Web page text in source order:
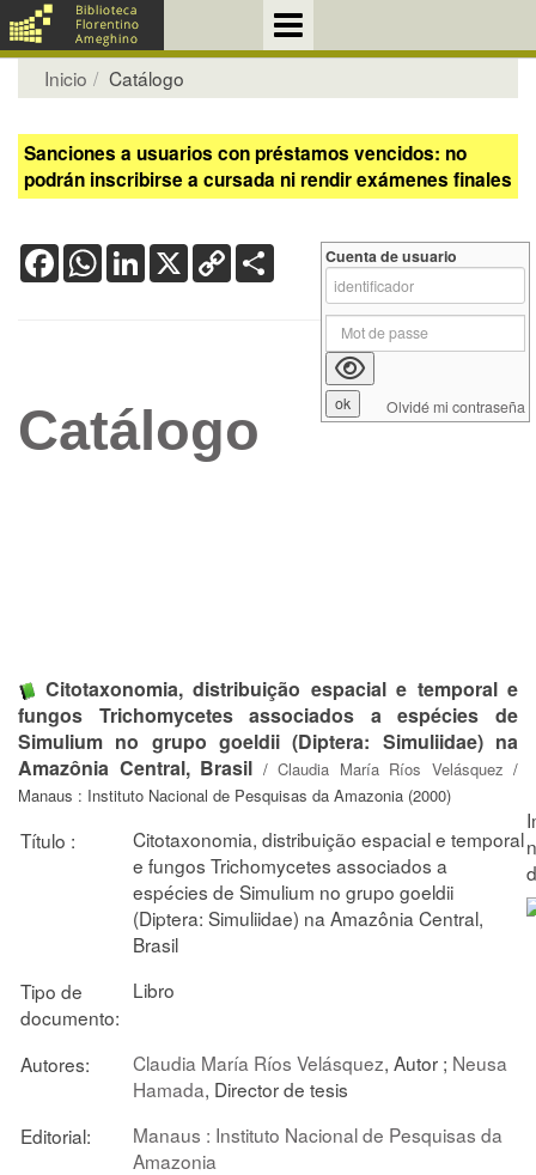
Inicio Catálogo
Sanciones a usuarios con préstamos vencidos: no
podrán inscribirse a cursada ni rendir exámenes finales
FacebookWhatsApp
LinkedIn
X Copy
Link
Catálogo
Citotaxonomia, distribuição espacial e temporal e
fungos Trichomycetes associados a espécies de
Simulium no grupo goeldii (Diptera: Simuliidae) na
Amazônia Central, Brasil / Claudia María Ríos Velásquez /
Manaus : Instituto Nacional de Pesquisas da Amazonia (2000)
Título :
Citotaxonomia, distribuição espacial e temporal
e fungos Trichomycetes associados a
espécies de Simulium no grupo goeldii
(Diptera: Simuliidae) na Amazônia Central,
Brasil
Tipo de
documento:
Libro
Autores: Claudia María Ríos Velásquez, Autor ; Neusa
Hamada, Director de tesis
Editorial:
Manaus : Instituto Nacional de Pesquisas da
Amazonia
Cuenta de usuario
Olvidé mi contraseña